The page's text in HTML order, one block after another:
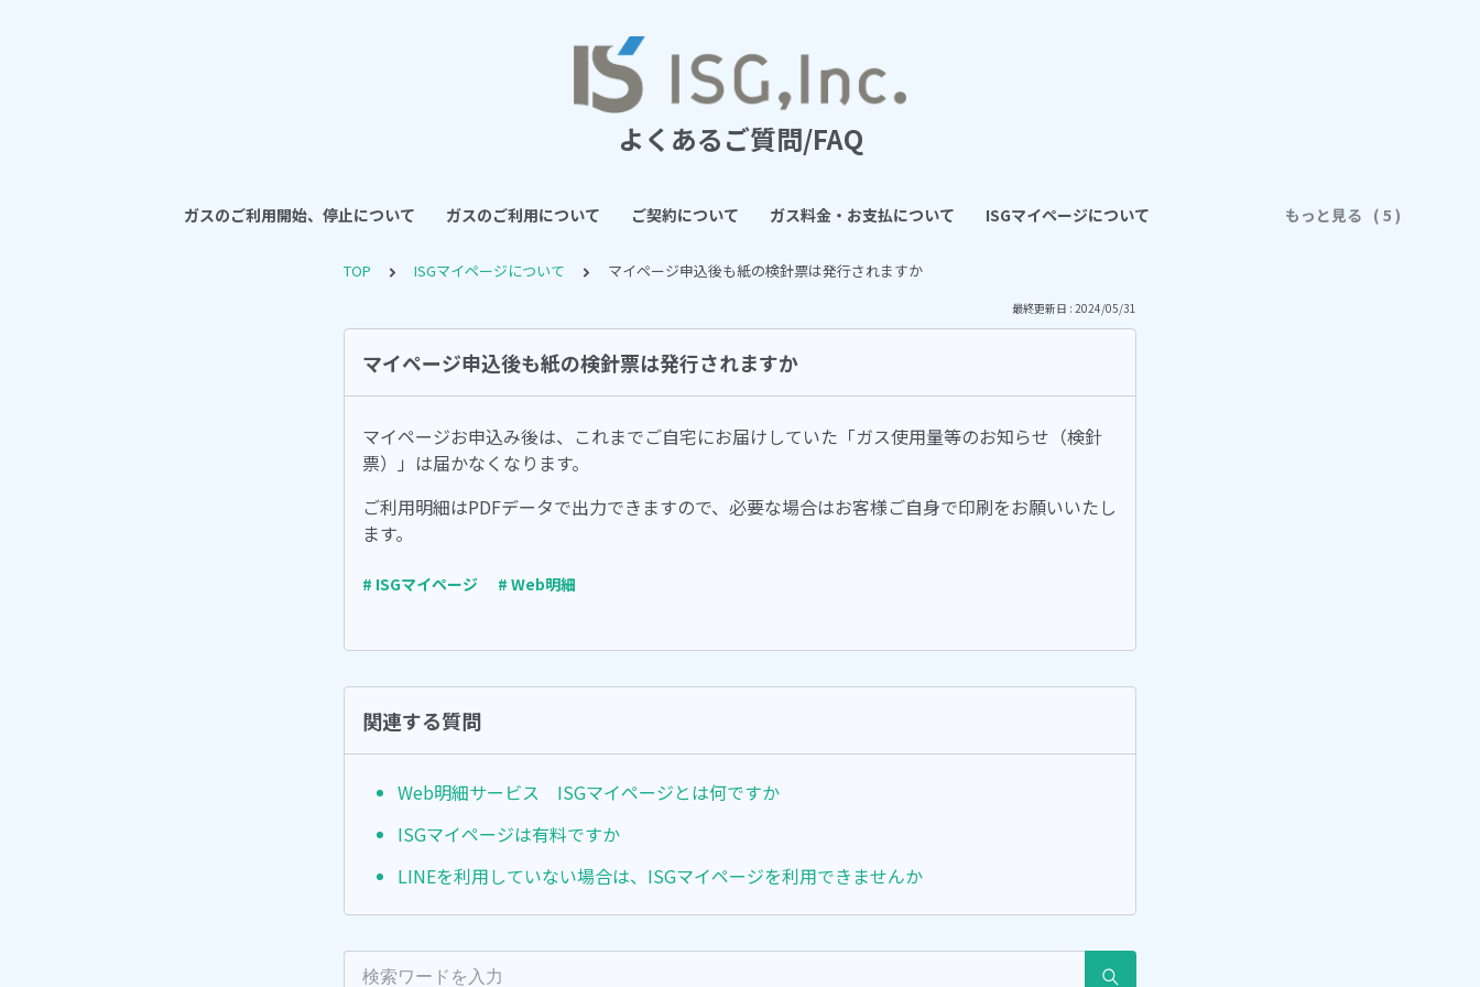
よくあるご質問/FAQ
ガスのご利用開始、停止について ガスのご利用について ご契約について ガス料金・お支払について ISGマイページについて もっと見る
TOP ISGマイページについて マイページ申込後も紙の検針票は発行されますか
最終更新日 : 2024/05/31
マイページ申込後も紙の検針票は発行されますか
マイページお申込み後は、これまでご自宅にお届けしていた「ガス使用量等のお知らせ（検針
票）」は届かなくなります。
ご利用明細はPDFデータで出力できますので、必要な場合はお客様ご自身で印刷をお願いいたし
ます。
# ISGマイページ # Web明細
関連する質問
Web明細サービス ISGマイページとは何ですか
ISGマイページは有料ですか
LINEを利用していない場合は、ISGマイページを利用できませんか